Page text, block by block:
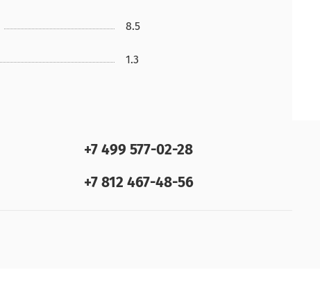
8.5
1.3
+7 499 577-02-28
+7 812 467-48-56